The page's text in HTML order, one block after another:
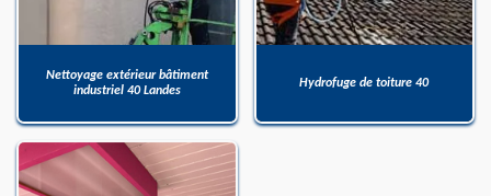
Nettoyage extérieur bâtiment
industriel 40 Landes
Hydrofuge de toiture 40